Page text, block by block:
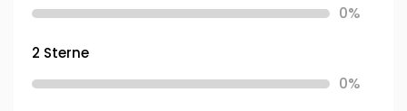
0%
2 Sterne
0%